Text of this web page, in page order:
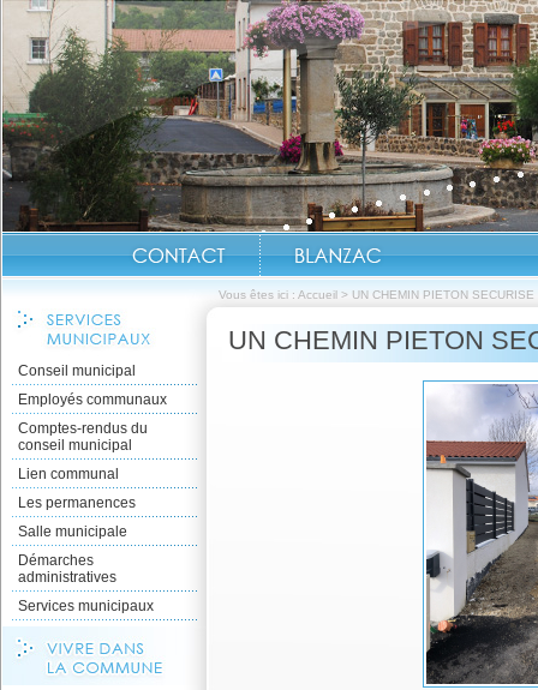
Vous êtes ici : Accueil > UN CHEMIN PIETON SECURISE
Conseil municipal
Employés communaux
Comptes-rendus du
conseil municipal
Lien communal
Les permanences
Salle municipale
Démarches
administratives
Services municipaux
UN CHEMIN PIETON